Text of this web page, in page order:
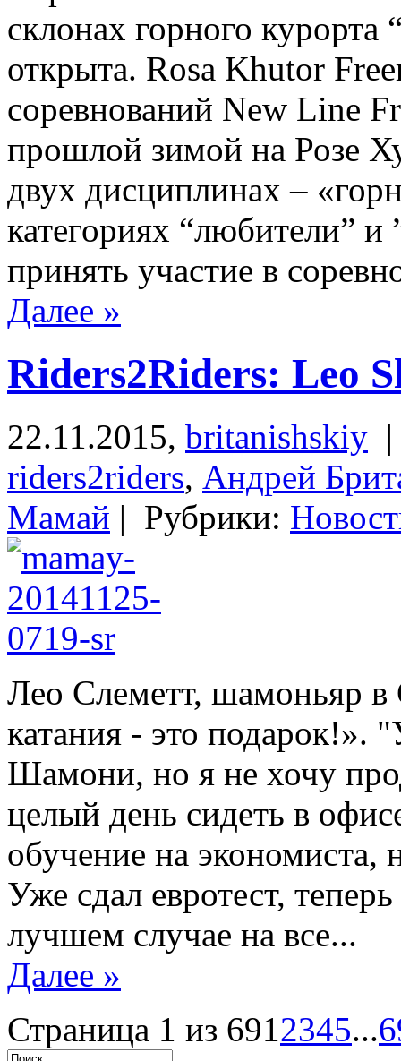
склонах горного курорта
открыта. Rosa Khutor
соревнований New Line
прошлой зимой на Розе
двух дисциплинах –
категориях “любители”
принять участие в
Далее »
Riders2Riders: Leo
22.11.2015, britanishskiy
riders2riders, Андрей
Мамай | Рубрики:
Лео Слеметт, шамоньяр
катания - это подарок!».
Шамони, но я не хочу
целый день сидеть в
обучение на экономиста,
Уже сдал евротест,
лучшем случае на все...
Далее »
Страница 1 из 6912345...